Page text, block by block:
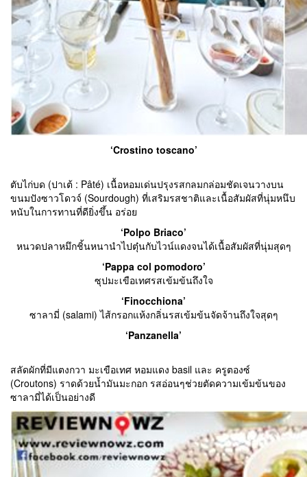
‘Crostino toscano’
ตับไก่บด (ปาเต้ : Pâté) เนื้อหอมเด่นปรุงรสกลมกล่อมชัดเจนวางบน
ขนมปังซาวโดวจ์ (Sourdough) ที่เสริมรสชาติและเนื้อสัมผัสที่นุ่มหนึบ
หนับในการทานที่ดียิ่งขึ้น อร่อย
‘Polpo Briaco’
หนวดปลาหมึกชิ้นหนานำไปตุ๋นกับไวน์แดงจนได้เนื้อสัมผัสที่นุ่มสุดๆ
‘Pappa col pomodoro’
ซุปมะเขือเทศรสเข้มข้นถึงใจ
‘Finocchiona’
ซาลามี่ (salami) ไส้กรอกแห้งกลิ่นรสเข้มข้นจัดจ้านถึงใจสุดๆ
‘Panzanella’
สลัดผักที่มีแตงกวา มะเขือเทศ หอมแดง basil และ ครูตองซ์
(Croutons) ราดด้วยน้ำมันมะกอก รสอ่อนๆช่วยตัดความเข้มข้นของ
ซาลามี่ได้เป็นอย่างดี